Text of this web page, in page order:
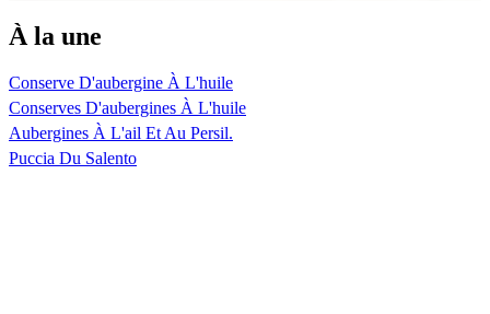
À la une
Conserve D'aubergine À L'huile
Conserves D'aubergines À L'huile
Aubergines À L'ail Et Au Persil.
Puccia Du Salento